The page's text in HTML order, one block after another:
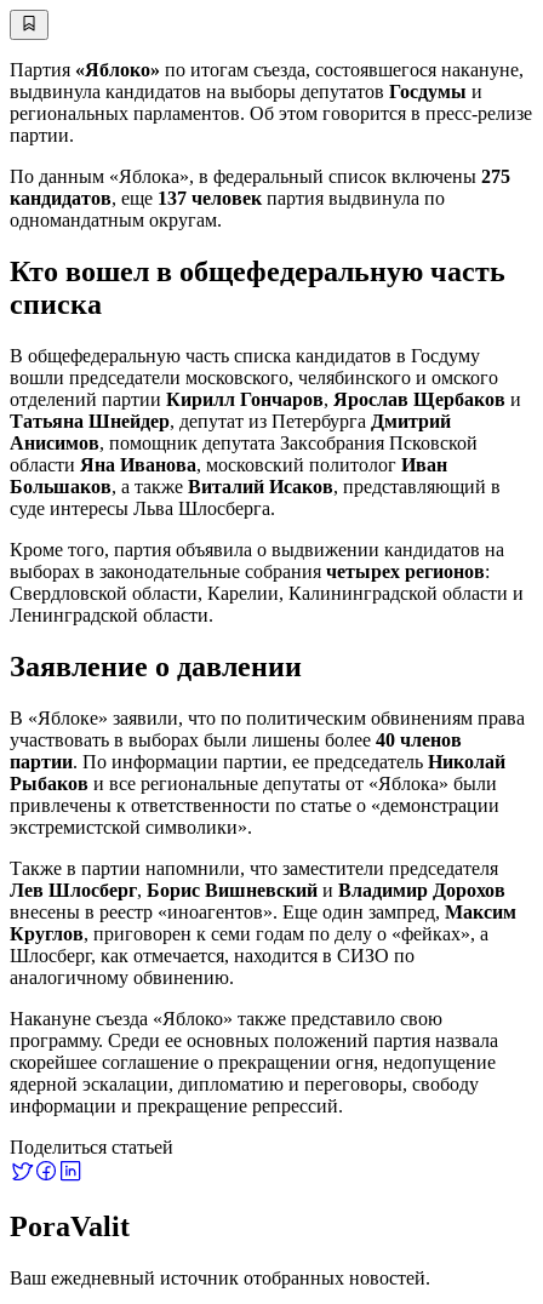
Партия «Яблоко» по итогам съезда, состоявшегося накануне,
выдвинула кандидатов на выборы депутатов Госдумы и
региональных парламентов. Об этом говорится в пресс-релизе
партии.
По данным «Яблока», в федеральный список включены 275
кандидатов, еще 137 человек партия выдвинула по
одномандатным округам.
Кто вошел в общефедеральную часть
списка
В общефедеральную часть списка кандидатов в Госдуму
вошли председатели московского, челябинского и омского
отделений партии Кирилл Гончаров, Ярослав Щербаков и
Татьяна Шнейдер, депутат из Петербурга Дмитрий
Анисимов, помощник депутата Заксобрания Псковской
области Яна Иванова, московский политолог Иван
Большаков, а также Виталий Исаков, представляющий в
суде интересы Льва Шлосберга.
Кроме того, партия объявила о выдвижении кандидатов на
выборах в законодательные собрания четырех регионов:
Свердловской области, Карелии, Калининградской области и
Ленинградской области.
Заявление о давлении
В «Яблоке» заявили, что по политическим обвинениям права
участвовать в выборах были лишены более 40 членов
партии. По информации партии, ее председатель Николай
Рыбаков и все региональные депутаты от «Яблока» были
привлечены к ответственности по статье о «демонстрации
экстремистской символики».
Также в партии напомнили, что заместители председателя
Лев Шлосберг, Борис Вишневский и Владимир Дорохов
внесены в реестр «иноагентов». Еще один зампред, Максим
Круглов, приговорен к семи годам по делу о «фейках», а
Шлосберг, как отмечается, находится в СИЗО по
аналогичному обвинению.
Накануне съезда «Яблоко» также представило свою
программу. Среди ее основных положений партия назвала
скорейшее соглашение о прекращении огня, недопущение
ядерной эскалации, дипломатию и переговоры, свободу
информации и прекращение репрессий.
Поделиться статьей
PoraValit
Ваш ежедневный источник отобранных новостей.